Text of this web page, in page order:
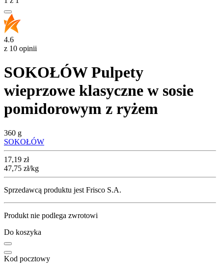
4.6
z 10 opinii
SOKOŁÓW Pulpety
wieprzowe klasyczne w sosie
pomidorowym z ryżem
360 g
SOKOŁÓW
Cena
17,19 zł
47,75 zł/kg
Sprzedawcą produktu jest Frisco S.A.
Produkt nie podlega zwrotowi
Do koszyka
Kod pocztowy